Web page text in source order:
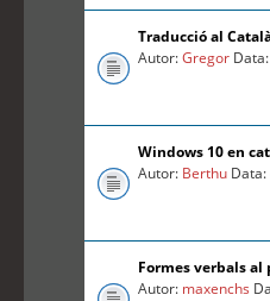
Traducció al
Autor:Gregor
Windows 10 en
Autor: Berthu
Formes verbals al
Autor: maxenchs